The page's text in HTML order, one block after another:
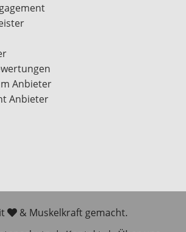
Anbieter
Anbieter
& Muskelkraft gemacht.